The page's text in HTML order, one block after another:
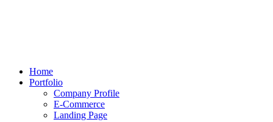
Home
Portfolio
Company Profile
E-Commerce
Landing Page